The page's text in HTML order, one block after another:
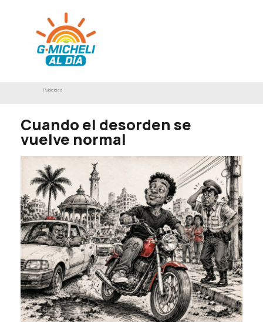
Publicidad
Cuando el desorden se
vuelve normal